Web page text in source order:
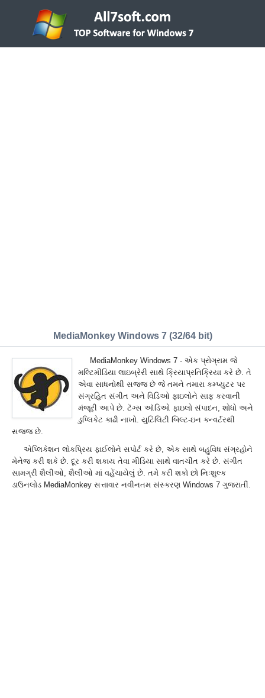
MediaMonkey Windows 7 (32/64 bit)
MediaMonkey Windows 7 - એક પ્રોગ્રામ જે
મલ્ટિમીડિયા લાઇબ્રેરી સાથે ક્રિયાપ્રતિક્રિયા કરે છે. તે
એવા સાધનોથી સજ્જ છે જે તમને તમારા કમ્પ્યુટર પર
સંગ્રહિત સંગીત અને વિડિઓ ફાઇલોને સાફ કરવાની
મંજૂરી આપે છે. ટૅગ્સ ઑડિઓ ફાઇલો સંપાદન, શોધો અને
ડુપ્લિકેટ કાઢી નાખો. યુટિલિટી બિલ્ટ-ઇન કન્વર્ટરથી
સજ્જ છે.
એપ્લિકેશન લોકપ્રિય ફાઈલોને સપોર્ટ કરે છે, એક સાથે બહુવિધ સંગ્રહોને
મેનેજ કરી શકે છે. દૂર કરી શકાય તેવા મીડિયા સાથે વાતચીત કરે છે. સંગીત
સામગ્રી શૈલીઓ, શૈલીઓ માં વહેંચાયેલું છે. તમે કરી શકો છો નિઃશુલ્ક
ડાઉનલોડ MediaMonkey સત્તાવાર નવીનતમ સંસ્કરણ Windows 7 ગુજરાતીં.